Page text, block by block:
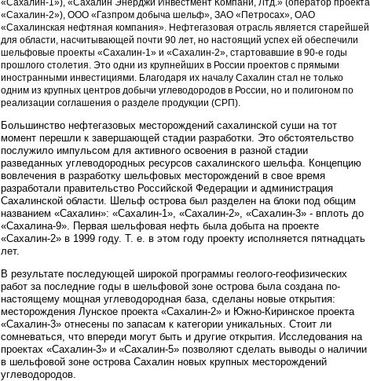
«Сахалин-2»), ООО «Газпром добыча шельф», ЗАО «Петросах», ОАО
«Сахалинская нефтяная компания». Нефтегазовая отрасль является старейшей
для области, насчитывающей почти 90 лет, но настоящий успех ей обеспечили
шельфовые проекты «Сахалин-1» и «Сахалин-2», стартовавшие в 90-е годы
прошлого столетия. Это одни из крупнейших в России проектов с прямыми
иностранными инвестициями. Благодаря их началу Сахалин стал не только
одним из крупных центров добычи углеводородов в России, но и полигоном по
реализации соглашения о разделе продукции (СРП).
Большинство нефтегазовых месторождений сахалинской суши на тот
момент перешли к завершающей стадии разработки. Это обстоятельство
послужило импульсом для активного освоения в разной стадии
разведанных углеводородных ресурсов сахалинского шельфа. Концепцию
вовлечения в разработку шельфовых месторождений в свое время
разработали правительство Российской Федерации и администрация
Сахалинской области. Шельф острова был разделен на блоки под общим
названием «Сахалин»: «Сахалин-1», «Сахалин-2», «Сахалин-3» - вплоть до
«Сахалина-9». Первая шельфовая нефть была добыта на проекте
«Сахалин-2» в 1999 году. Т. е. в этом году проекту исполняется пятнадцать
лет.
В результате последующей широкой программы геолого-геофизических
работ за последние годы в шельфовой зоне острова была создана по-
настоящему мощная углеводородная база, сделаны новые открытия:
месторождения Лунское проекта «Сахалин-2» и Южно-Киринское проекта
«Сахалин-3» отнесены по запасам к категории уникальных. Стоит ли
сомневаться, что впереди могут быть и другие открытия. Исследования на
проектах «Сахалин-3» и «Сахалин-5» позволяют сделать выводы о наличии
в шельфовой зоне острова Сахалин новых крупных месторождений
углеводородов.